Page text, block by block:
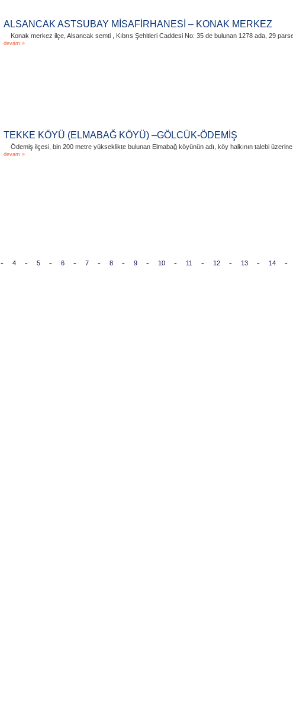
ALSANCAK ASTSUBAY MİSAFİRHANESİ – KONAK MERKEZ
Konak merkez ilçe, Alsancak semti , Kıbrıs Şehitleri Caddesi No: 35 de bulunan 1278 ada, 29
devam »
TEKKE KÖYÜ (ELMABAĞ KÖYÜ) –GÖLCÜK-ÖDEMİŞ
Ödemiş ilçesi, bin 200 metre yükseklikte bulunan Elmabağ köyünün adı, köy halkının talebi
devam »
- 4 - 5 - 6 - 7 - 8 - 9 - 10 - 11 - 12 - 13 - 14 -